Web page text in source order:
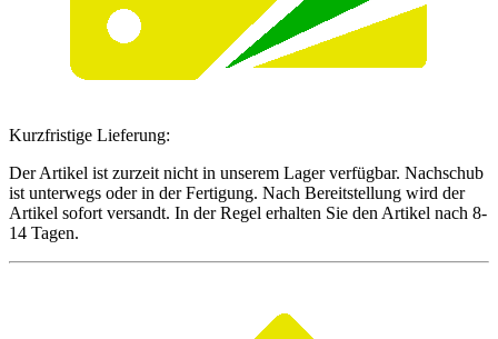
Kurzfristige Lieferung:
Der Artikel ist zurzeit nicht in unserem Lager verfügbar. Nachschub
ist unterwegs oder in der Fertigung. Nach Bereitstellung wird der
Artikel sofort versandt. In der Regel erhalten Sie den Artikel nach 8-
14 Tagen.